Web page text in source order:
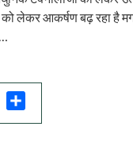
लेकर आकर्षण बढ़ रहा है